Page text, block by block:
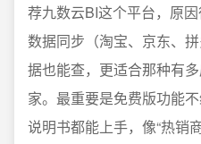
荐九数云BI这个平台，原
数据同步（淘宝、京东、
据也能查，更适合那种有
家。最重要是免费版功能
说明书都能上手，像“热销